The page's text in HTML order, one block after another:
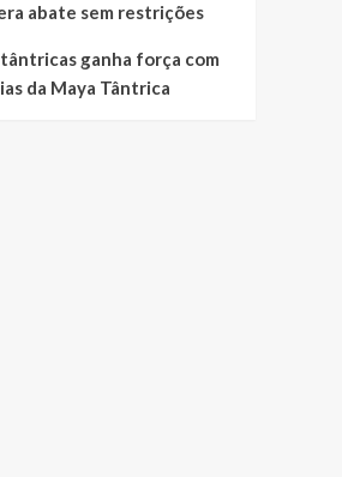
abate sem restrições
ganha força com
da Maya Tântrica